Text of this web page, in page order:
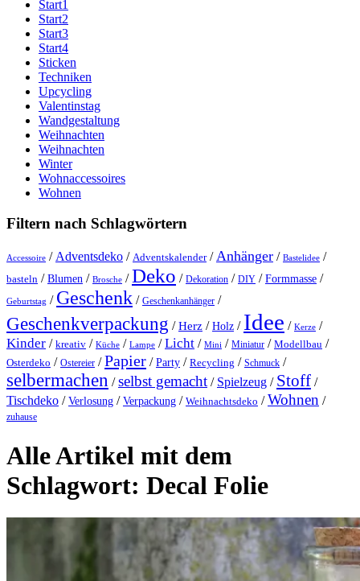
Start1
Start2
Start3
Start4
Sticken
Techniken
Upcycling
Valentinstag
Wandgestaltung
Weihnachten
Weihnachten
Winter
Wohnaccessoires
Wohnen
Filtern nach Schlagwörtern
Accessoire / Adventsdeko / Adventskalender/Anhänger / Bastelidee /
basteln /Blumen / Brosche /Deko / Dekoration / DIY /Formmasse /
Geburtstag / Geschenk / Geschenkanhänger /
Geschenkverpackung /Herz /Holz / Idee / Kerze /
Kinder / kreativ / Küche / Lampe /Licht / Mini / Miniatur / Modellbau /
Osterdeko / Ostereier /Papier /Party / Recycling / Schmuck /
selbermachen /selbst gemacht / Spielzeug / Stoff /
Tischdeko /Verlosung /Verpackung / Weihnachtsdeko /Wohnen /
zuhause
Alle Artikel mit dem
Schlagwort: Decal Folie